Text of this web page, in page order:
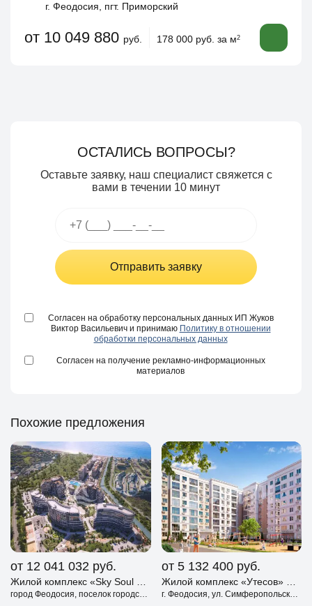
г. Феодосия, пгт. Приморский
от 10 049 880 руб. 178 000 руб. за м2
ОСТАЛИСЬ ВОПРОСЫ?
Оставьте заявку, наш специалист свяжется с
вами в течении 10 минут
Отправить заявку
Согласен на обработку персональных данных ИП Жуков
Виктор Васильевич и принимаю Политику в отношении
обработки персональных данных
Согласен на получение рекламно-информационных
материалов
Похожие предложения
от 12 041 032 руб. от 5 132 400 руб.
г. Феодосия, ул. Симферопольское шоссе, д. 48